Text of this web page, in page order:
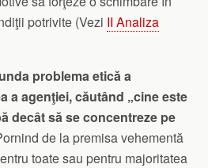
potrivite (Vezi II Analiza
problema etică a
a agenţiei, căutând „cine este
decât să se concentreze pe
de la premisa vehementă
toate sau pentru majoritatea